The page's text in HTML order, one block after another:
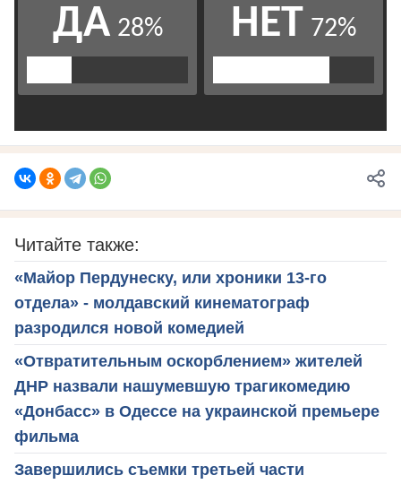
Читайте также:
«Майор Пердунеску, или хроники 13-го
отдела» - молдавский кинематограф
разродился новой комедией
«Отвратительным оскорблением» жителей
ДНР назвали нашумевшую трагикомедию
«Донбасс» в Одессе на украинской премьере
фильма
Завершились съемки третьей части